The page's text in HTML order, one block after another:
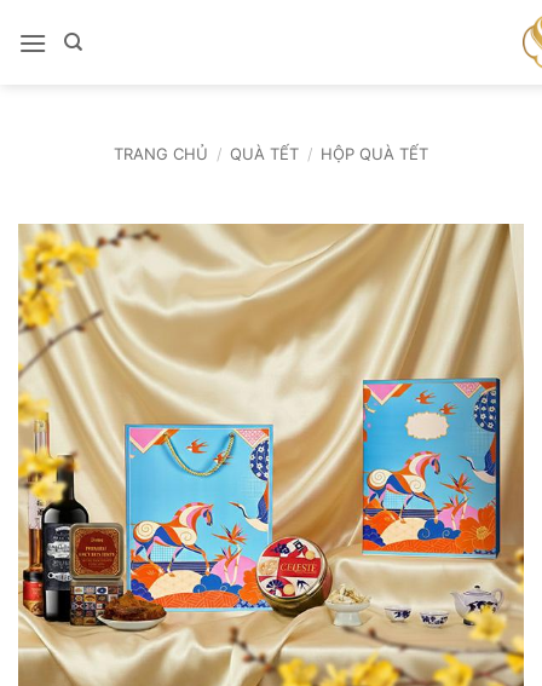
qua
TRANG CHỦ / QUÀ TẾT / HỘP QUÀ TẾT